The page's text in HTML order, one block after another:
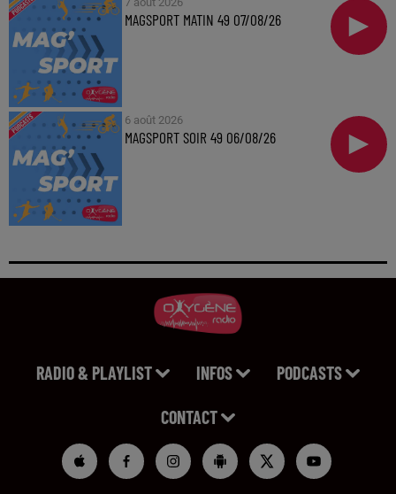
MAGSPORT MATIN 49 07/08/26
6 août 2026
MAGSPORT SOIR 49 06/08/26
RADIO & PLAYLIST INFOS PODCASTS
CONTACT